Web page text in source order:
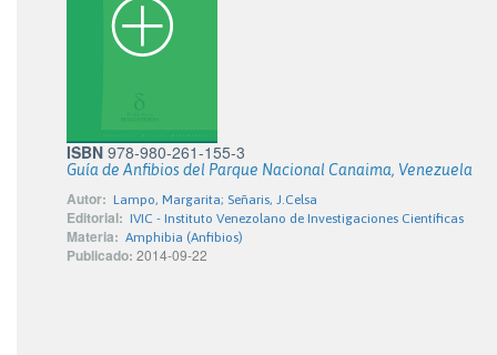
ISBN 978-980-261-155-3
Guía de Anfibios del Parque Nacional Canaima, Venezuela
Autor: Lampo, Margarita; Señaris, J.Celsa
Editorial: IVIC - Instituto Venezolano de Investigaciones Científicas
Materia: Amphibia (Anfibios)
Publicado: 2014-09-22